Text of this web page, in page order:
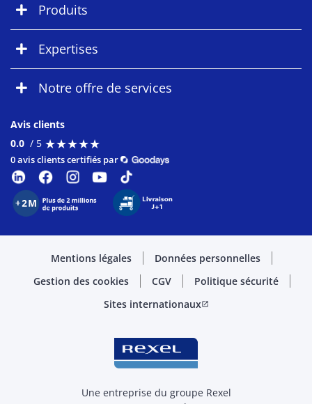
Produits
Expertises
Notre offre de services
Avis clients
0.0 / 5 ★★★★★
★★★★★
0 avis clients certifiés par
Mentions légales
Données personnelles
Gestion des cookies
CGV
Politique sécurité
Sites internationauxopen_in_new
Une entreprise du groupe Rexel